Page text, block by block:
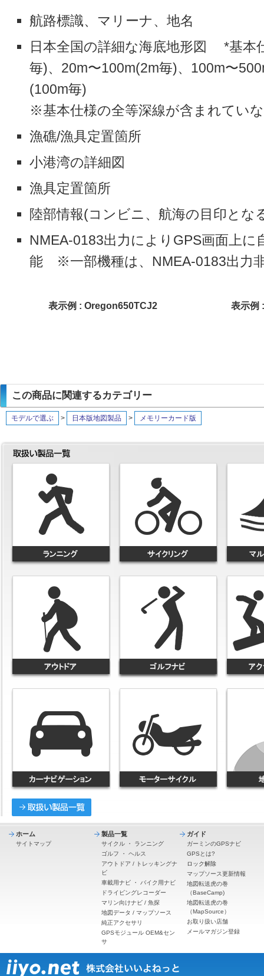
航路標識、マリーナ、地名
日本全国の詳細な海底地形図 *基
毎)、20m〜100m(2m毎)、100m〜
(100m毎)
※基本仕様の全等深線が含まれてい
漁礁/漁具定置箇所
小港湾の詳細図
漁具定置箇所
陸部情報(コンビニ、航海の目印とな
NMEA-0183出力によりGPS画面上に
能 ※一部機種は、NMEA-0183出力
表示例 : Oregon650TCJ2 表示例
この商品に関連するカテゴリー
モデルで選ぶ > 日本版地図製品 > メモリーカード版
ホーム
サイトマップ
製品一覧
サイクル ・ ランニング
ゴルフ ・ ヘルス
アウトドア / トレッキングナ
ビ
車載用ナビ ・ バイク用ナビ
ドライビングレコーダー
マリン向けナビ / 魚探
地図データ / マップソース
純正アクセサリ
GPSモジュール OEM&セン
サ
ガイド
ガーミンのGPSナビ
GPSとは?
ロック解除
マップソース更新情報
地図転送虎の巻
（BaseCamp)
地図転送虎の巻
（MapSource）
お取り扱い店舗
メールマガジン登録